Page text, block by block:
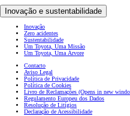
Inovação e sustentabilidade
Inovação
Zero acidentes
Sustentabilidade
Um Toyota, Uma Missão
Um Toyota, Uma Árvore
Contacto
Aviso Legal
Política de Privacidade
Política de Cookies
Livro de Reclamações (Opens in new
Regulamento Europeu dos Dados
Resolução de Litígios
Declaração de Acessibilidade